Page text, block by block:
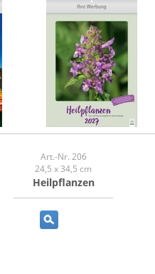
Art.-Nr. 206
24,5 x 34,5 cm
Heilpflanzen